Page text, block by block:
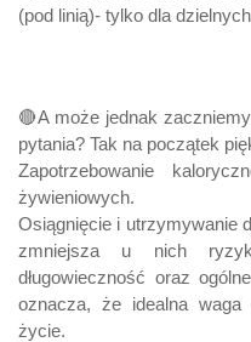
(pod linią)- tylko dla
🔴A może jednak
pytania? Tak na początek
Zapotrzebowanie
żywieniowych.
Osiągnięcie i utrzymywanie
zmniejsza u nich
długowieczność oraz
oznacza, że idealna waga
życie.